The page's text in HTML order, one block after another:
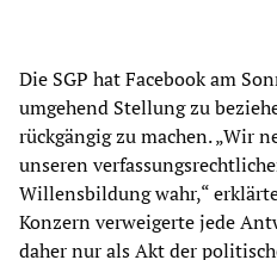
Die SGP hat Facebook am
umgehend Stellung zu
rückgängig zu machen. „Wir
unseren
Willensbildung wahr,“
Konzern verweigerte jede
daher nur als Akt der